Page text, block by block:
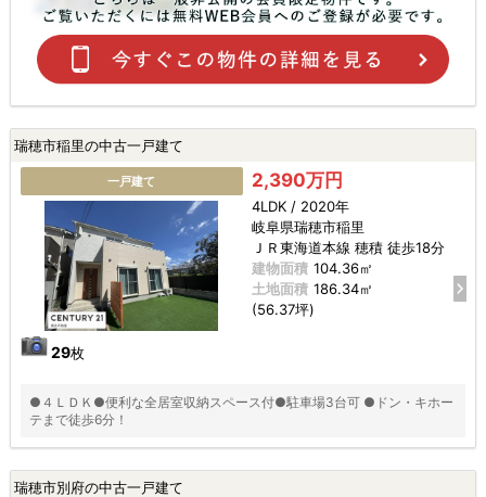
瑞穂市稲里の中古一戸建て
一戸建て
29枚
2,390万円
4LDK / 2020年
岐阜県瑞穂市稲里
ＪＲ東海道本線 穂積 徒歩18分
建物面積 104.36㎡
土地面積 186.34㎡
(56.37坪)
●４ＬＤＫ●便利な全居室収納スペース付●駐車場3台可 ●ドン・キホー
テまで徒歩6分！
瑞穂市別府の中古一戸建て